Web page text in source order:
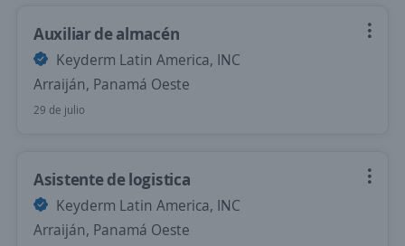
Auxiliar de almacén
Keyderm Latin America, INC
Arraiján, Panamá Oeste
29 de julio
Asistente de logistica
Keyderm Latin America, INC
Arraiján, Panamá Oeste